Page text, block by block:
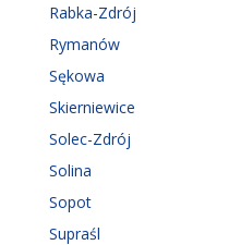
Rabka-Zdrój
Rymanów
Sękowa
Skierniewice
Solec-Zdrój
Solina
Sopot
Supraśl